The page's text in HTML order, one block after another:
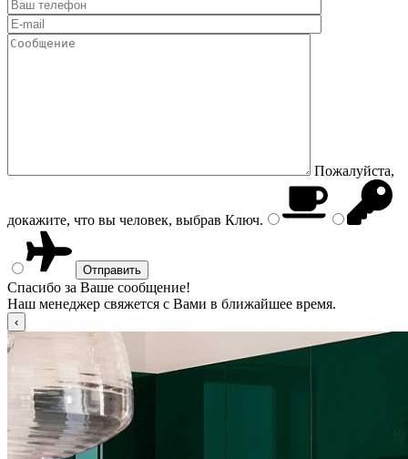
Пожалуйста,
докажите, что вы человек, выбрав Ключ.
Спасибо за Ваше сообщение!
Наш менеджер свяжется с Вами в ближайшее время.